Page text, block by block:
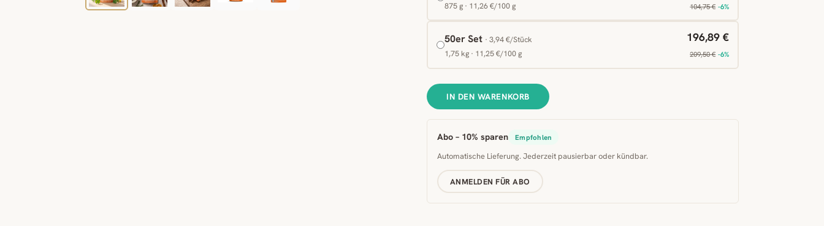
875 g · 11,26 €/100 g
104,75 € -6%
50er Set · 3,94 €/Stück
1,75 kg · 11,25 €/100 g
196,89 €
209,50 € -6%
IN DEN WARENKORB
Abo – 10% sparen Empfohlen
Automatische Lieferung. Jederzeit pausierbar oder kündbar.
ANMELDEN FÜR ABO